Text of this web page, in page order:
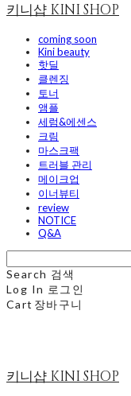
키니샵 KINI SHOP
coming soon
Kini beauty
핫딜
클렌징
토너
앰플
세럼&에센스
크림
마스크팩
트러블 관리
메이크업
이너뷰티
review
NOTICE
Q&A
Search 검색
Log In 로그인
Cart 장바구니
키니샵 KINI SHOP